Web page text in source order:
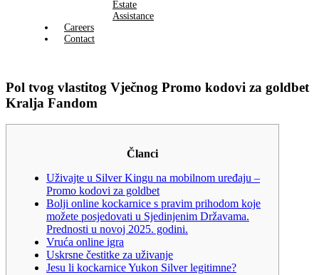
Estate
Assistance
Careers
Contact
Pol tvog vlastitog Vječnog Promo kodovi za goldbet
Kralja Fandom
Članci
Uživajte u Silver Kingu na mobilnom uređaju –
Promo kodovi za goldbet
Bolji online kockarnice s pravim prihodom koje
možete posjedovati u Sjedinjenim Državama.
Prednosti u novoj 2025. godini.
Vruća online igra
Uskrsne čestitke za uživanje
Jesu li kockarnice Yukon Silver legitimne?